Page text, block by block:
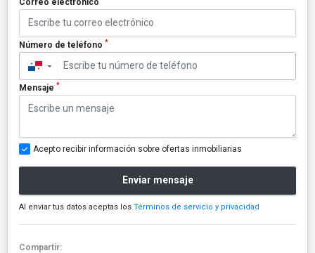
Correo electrónico
Número de teléfono *
▼
Mensaje *
Acepto recibir información sobre ofertas inmobiliarias
Enviar mensaje
Al enviar tus datos aceptas los Términos de servicio y privacidad
Compartir: